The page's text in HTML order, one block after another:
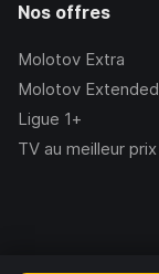
Nos offres
Molotov Extra
Molotov Extended
Ligue 1+
TV au meilleur prix